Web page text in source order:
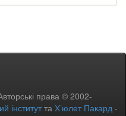
права © 2002-
інститутта Х’юлет Пакард -